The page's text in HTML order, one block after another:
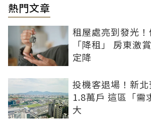
熱門文章
租屋處亮到發光
「降租」 房東激
定降
投機客退場！新
1.8萬戶 這區「需
大